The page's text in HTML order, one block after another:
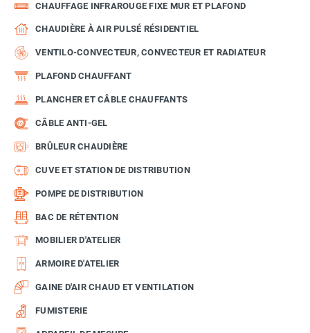
CHAUFFAGE INFRAROUGE FIXE MUR ET PLAFOND
CHAUDIÈRE À AIR PULSÉ RÉSIDENTIEL
VENTILO-CONVECTEUR, CONVECTEUR ET RADIATEUR
PLAFOND CHAUFFANT
PLANCHER ET CÂBLE CHAUFFANTS
CÂBLE ANTI-GEL
BRÛLEUR CHAUDIÈRE
CUVE ET STATION DE DISTRIBUTION
POMPE DE DISTRIBUTION
BAC DE RÉTENTION
MOBILIER D'ATELIER
ARMOIRE D'ATELIER
GAINE D'AIR CHAUD ET VENTILATION
FUMISTERIE